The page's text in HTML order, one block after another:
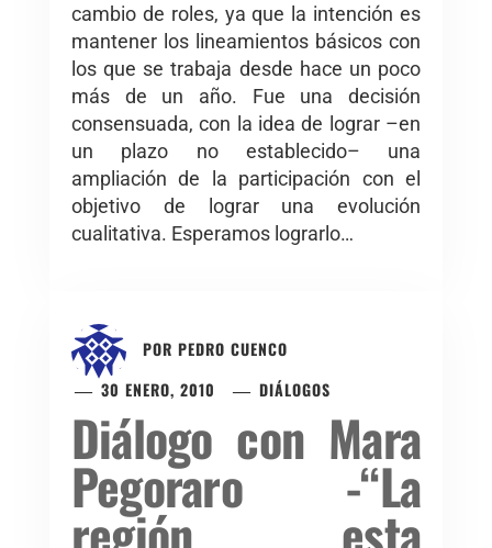
cambio de roles, ya que la intención es
mantener los lineamientos básicos con
los que se trabaja desde hace un poco
más de un año. Fue una decisión
consensuada, con la idea de lograr –en
un plazo no establecido– una
ampliación de la participación con el
objetivo de lograr una evolución
cualitativa. Esperamos lograrlo…
POR PEDRO CUENCO
30 ENERO, 2010
DIÁLOGOS
Diálogo con Mara
Pegoraro -“La